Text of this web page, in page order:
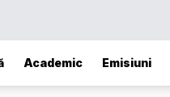
Academic Emisiuni